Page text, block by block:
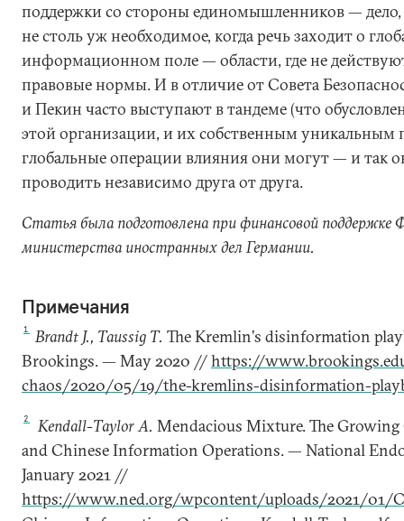
поддержки со стороны единомышленников —
не столь уж необходимое, когда речь заходит о
информационном поле — области, где не
правовые нормы. И в отличие от Совета
и Пекин часто выступают в тандеме (что
этой организации, и их собственным уникальным
глобальные операции влияния они могут — и так
проводить независимо друга от друга.
Статья была подготовлена при финансовой поддержке
министерства иностранных дел Германии.
Примечания
1 Brandt J., Taussig T. The Kremlin’s disinformation
Brookings. — May 2020 //https://
chaos/2020/05/19/the-kremlins-disinformation-
2 Kendall-Taylor A. Mendacious Mixture. The Growing
and Chinese Information Operations. — National
January 2021 //
https://www.ned.org/wpcontent/uploads/2021/01/